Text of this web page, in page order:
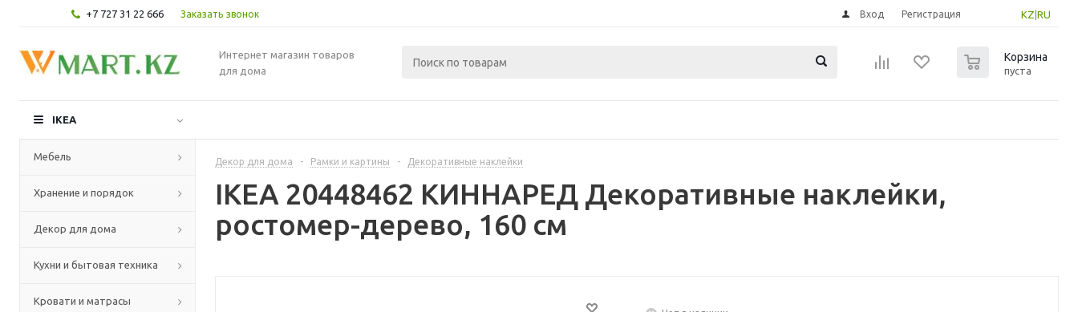
+7 727 31 22 666 Заказать звонок KZ RU
Вход Регистрация
Интернет магазин товаров
для дома
Корзина
пуста
IKEA
Мебель
Хранение и порядок
Декор для дома
Кухни и бытовая техника
Кровати и матрасы
Декор для дома - Рамки и картины - Декоративные наклейки
IKEA 20448462 КИННАРЕД Декоративные наклейки,
ростомер-дерево, 160 см